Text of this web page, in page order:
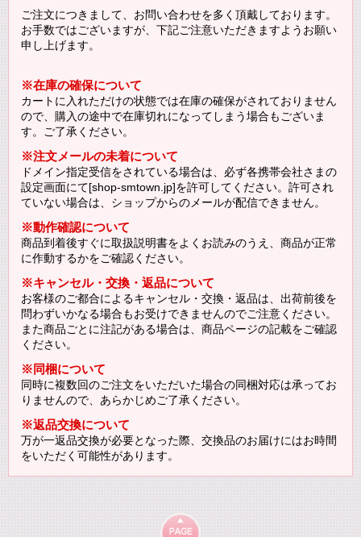
ご注文につきまして、お問い合わせを多く頂戴しております。
お手数ではございますが、下記ご注意いただきますようお願い
申し上げます。
※在庫の確保について
カートに入れただけの状態では在庫の確保がされておりません
ので、購入の途中で在庫切れになってしまう場合もございま
す。ご了承ください。
※注文メールの未着について
ドメイン指定受信をされている場合は、必ず各携帯会社さまの
設定画面にて[shop-smtown.jp]を許可してください。許可され
ていない場合は、ショップからのメールが配信できません。
※動作確認について
商品到着後すぐに取扱説明書をよくお読みのうえ、商品が正常
に作動するかをご確認ください。
※キャンセル・交換・返品について
お客様のご都合によるキャンセル・交換・返品は、出荷前後を
問わずいかなる場合もお受けできませんのでご注意ください。
また商品ごとに注記がある場合は、商品ページの記載をご確認
ください。
※同梱について
同時に複数回のご注文をいただいた場合の同梱対応は承ってお
りませんので、あらかじめご了承ください。
※返品交換について
万が一返品交換が必要となった際、交換品のお届けにはお時間
をいただく可能性があります。